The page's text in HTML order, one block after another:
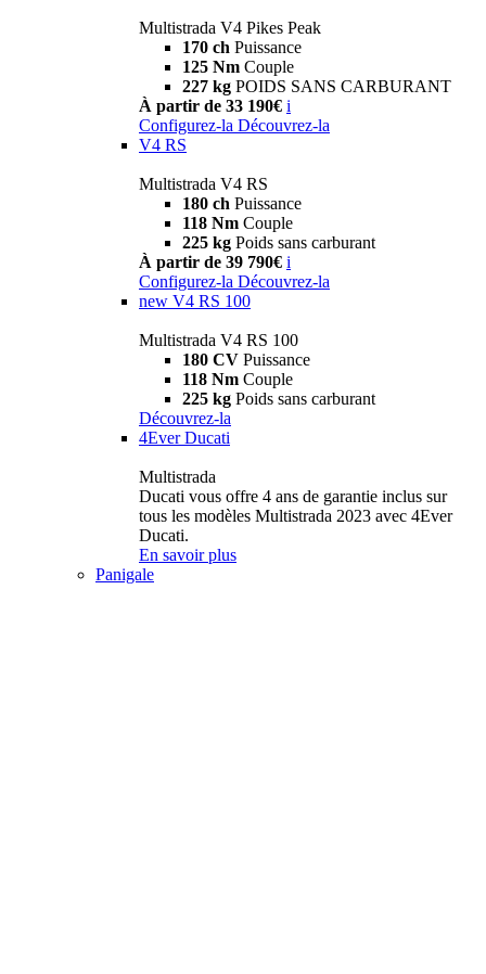
Multistrada V4 Pikes Peak
170 ch Puissance
125 Nm Couple
227 kg POIDS SANS CARBURANT
À partir de 33 190€ i
Configurez-la Découvrez-la
V4 RS
Multistrada V4 RS
180 ch Puissance
118 Nm Couple
225 kg Poids sans carburant
À partir de 39 790€ i
Configurez-la Découvrez-la
new V4 RS 100
Multistrada V4 RS 100
180 CV Puissance
118 Nm Couple
225 kg Poids sans carburant
Découvrez-la
4Ever Ducati
Multistrada
Ducati vous offre 4 ans de garantie inclus sur
tous les modèles Multistrada 2023 avec 4Ever
Ducati.
En savoir plus
Panigale